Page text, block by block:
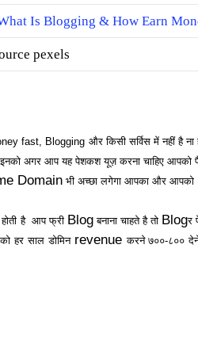
pexels
fast, Blogging और किसी सर्विस में नहीं है ना
अगर आप यह पेशकश यूज़ करना चाहिए आपको
Domain भी अच्छा लगेगा आपका और आपको
है आप फ्री Blogबनाना चाहते है तो Blogर
हर साल डोमिन revenueकरने ७००-८००